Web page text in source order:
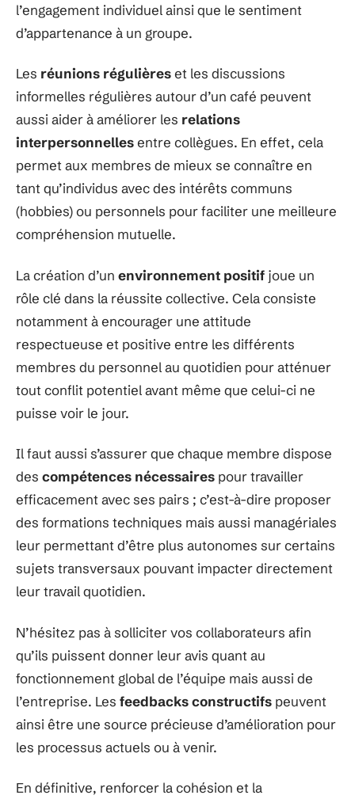
l’engagement individuel ainsi que le sentiment
d’appartenance à un groupe.
Les réunions régulièreset les discussions
informelles régulières autour d’un café peuvent
aussi aider à améliorer les relations
interpersonnellesentre collègues. En effet, cela
permet aux membres de mieux se connaître en
tant qu’individus avec des intérêts communs
(hobbies) ou personnels pour faciliter une meilleure
compréhension mutuelle.
La création d’un environnement positif joue un
rôle clé dans la réussite collective. Cela consiste
notamment à encourager une attitude
respectueuse et positive entre les différents
membres du personnel au quotidien pour atténuer
tout conflit potentiel avant même que celui-ci ne
puisse voir le jour.
Il faut aussi s’assurer que chaque membre dispose
des compétences nécessaires pour travailler
efficacement avec ses pairs ; c’est-à-dire proposer
des formations techniques mais aussi managériales
leur permettant d’être plus autonomes sur certains
sujets transversaux pouvant impacter directement
leur travail quotidien.
N’hésitez pas à solliciter vos collaborateurs afin
qu’ils puissent donner leur avis quant au
fonctionnement global de l’équipe mais aussi de
l’entreprise. Les feedbacks constructifs peuvent
ainsi être une source précieuse d’amélioration pour
les processus actuels ou à venir.
En définitive, renforcer la cohésion et la